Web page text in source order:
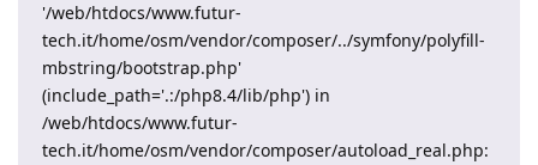
'/web/htdocs/www.futur-
tech.it/home/osm/vendor/composer/../symfony/polyfill-
mbstring/bootstrap.php'
(include_path='.:/php8.4/lib/php') in
/web/htdocs/www.futur-
tech.it/home/osm/vendor/composer/autoload_real.php: